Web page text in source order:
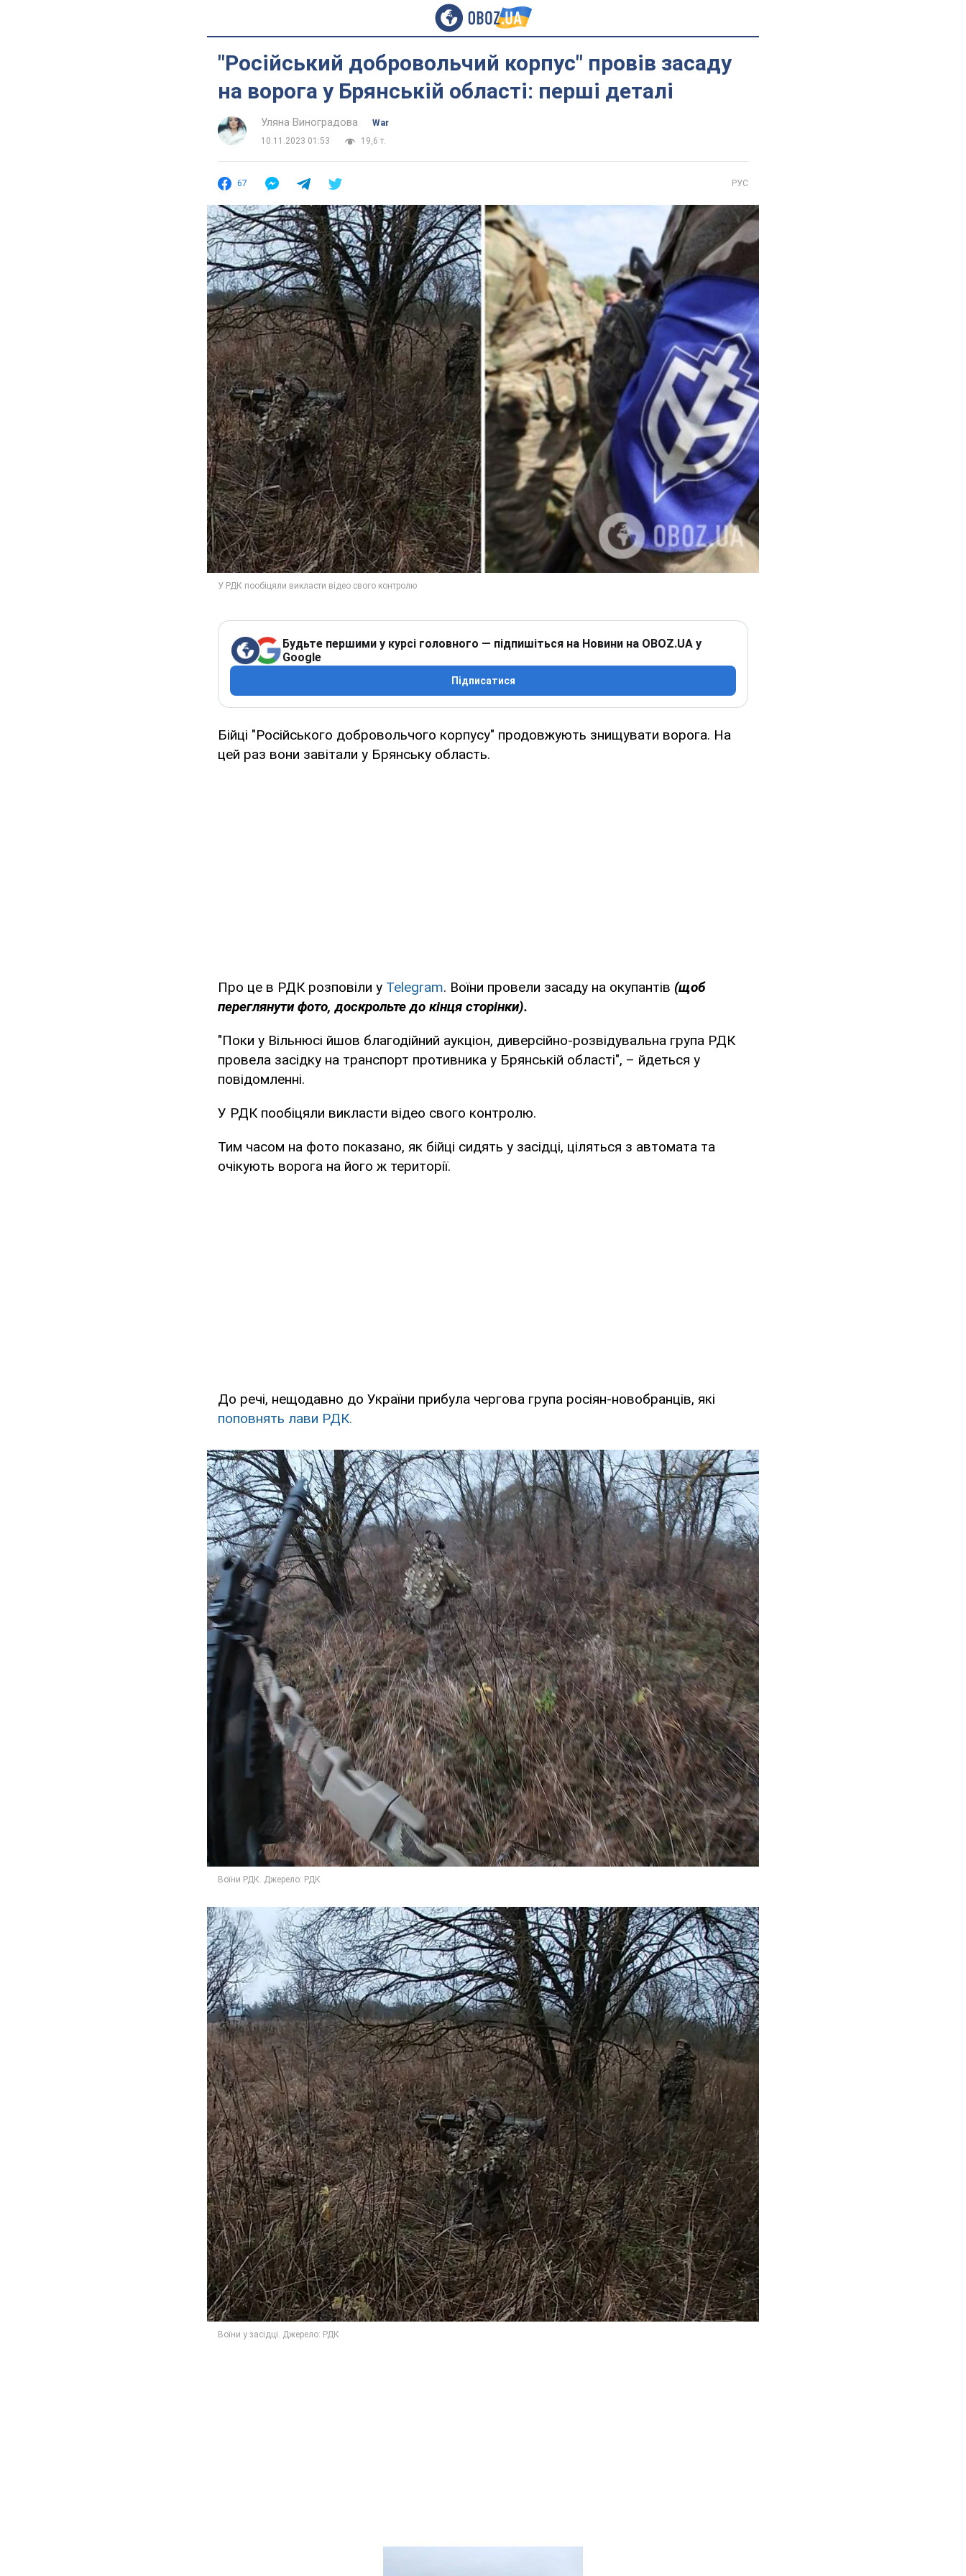
"Російський добровольчий корпус" провів засаду
на ворога у Брянській області: перші деталі
Уляна Виноградова
War
10.11.2023 01:53
19,6 т.
67 РУС
Будьте першими у курсі головного — підпишіться на Новини на OBOZ.UA у
Google
Підписатися
Бійці "Російського добровольчого корпусу" продовжують знищувати ворога. На
цей раз вони завітали у Брянську область.
Про це в РДК розповіли у Telegram. Воїни провели засаду на окупантів (щоб
переглянути фото, доскрольте до кінця сторінки).
"Поки у Вільнюсі йшов благодійний аукціон, диверсійно-розвідувальна група РДК
провела засідку на транспорт противника у Брянській області", – йдеться у
повідомленні.
У РДК пообіцяли викласти відео свого контролю.
Тим часом на фото показано, як бійці сидять у засідці, ціляться з автомата та
очікують ворога на його ж території.
До речі, нещодавно до України прибула чергова група росіян-новобранців, які
поповнять лави РДК.